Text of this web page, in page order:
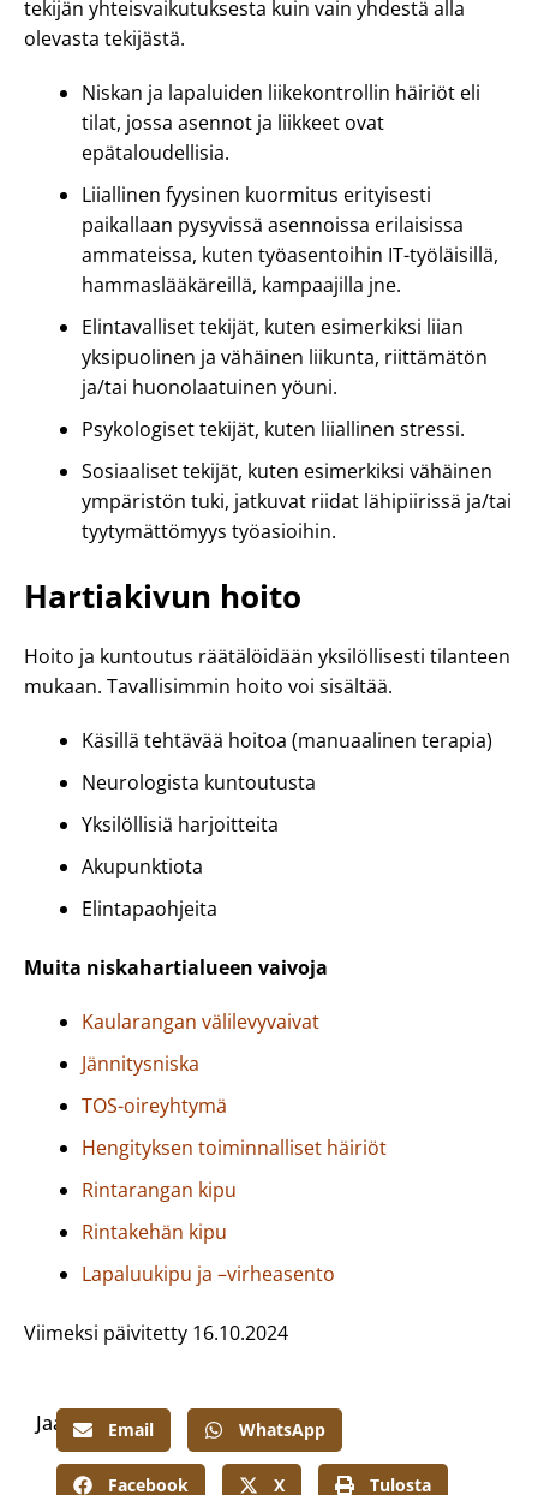
tekijän yhteisvaikutuksesta kuin vain yhdestä alla
olevasta tekijästä.
Niskan ja lapaluiden liikekontrollin häiriöt eli
tilat, jossa asennot ja liikkeet ovat
epätaloudellisia.
Liiallinen fyysinen kuormitus erityisesti
paikallaan pysyvissä asennoissa erilaisissa
ammateissa, kuten työasentoihin IT-työläisillä,
hammaslääkäreillä, kampaajilla jne.
Elintavalliset tekijät, kuten esimerkiksi liian
yksipuolinen ja vähäinen liikunta, riittämätön
ja/tai huonolaatuinen yöuni.
Psykologiset tekijät, kuten liiallinen stressi.
Sosiaaliset tekijät, kuten esimerkiksi vähäinen
ympäristön tuki, jatkuvat riidat lähipiirissä ja/tai
tyytymättömyys työasioihin.
Hartiakivun hoito
Hoito ja kuntoutus räätälöidään yksilöllisesti tilanteen
mukaan. Tavallisimmin hoito voi sisältää.
Käsillä tehtävää hoitoa (manuaalinen terapia)
Neurologista kuntoutusta
Yksilöllisiä harjoitteita
Akupunktiota
Elintapaohjeita
Muita niskahartialueen vaivoja
Kaularangan välilevyvaivat
Jännitysniska
TOS-oireyhtymä
Hengityksen toiminnalliset häiriöt
Rintarangan kipu
Rintakehän kipu
Lapaluukipu ja –virheasento
Viimeksi päivitetty 16.10.2024
Jaa: Email WhatsApp
Facebook X Tulosta